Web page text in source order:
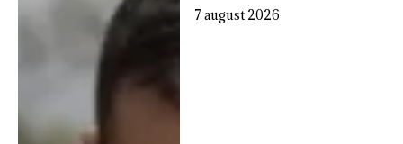
7 august 2026